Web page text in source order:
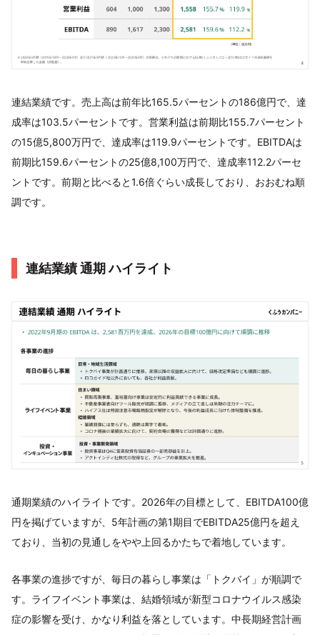
連結業績です。売上高は前年比165.5パーセントの186億円で、達
成率は103.5パーセントです。営業利益は前期比155.7パーセント
の15億5,800万円で、達成率は119.9パーセントです。EBITDAは
前期比159.6パーセントの25億8,100万円で、達成率112.2パーセ
ントです。前期と比べると1.6倍ぐらい成長しており、おおむね順
調です。
連結業績 通期 ハイライト
通期業績のハイライトです。2026年の目標として、EBITDA100億
円を掲げていますが、5年計画の第1期目でEBITDA25億円を超え
ており、当初の見通しをやや上回るかたちで着地しています。
各事業の進捗ですが、毎日の暮らし事業は「トクバイ」が順調で
す。ライフイベント事業は、結婚領域が新型コロナウイルス感染
症の影響を受け、かなり利益を落としています。中長期経営計画